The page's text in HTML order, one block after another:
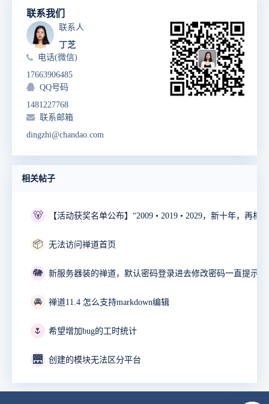
联系我们
联系人
丁芝
电话(微信)
17663906485
QQ号码
1481227768
联系邮箱
dingzhi@chandao.com
相关帖子
🐻
📦 无法访问禅道首页
🐘
🚘 禅道11.4 怎么支持markdown编辑
🌷 希望增加bug的工时统计
🌉 创建的模块无法区分平台